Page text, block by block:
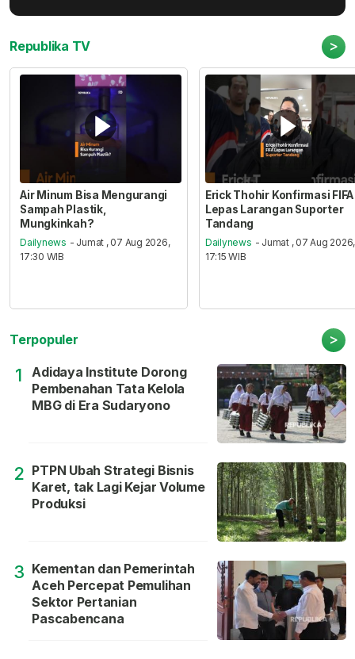
Republika TV >
Air Minum Bisa Mengurangi
Sampah Plastik,
Mungkinkah?
Dailynews - Jumat , 07 Aug 2026,
17:30 WIB
Erick Thohir Konfirmasi FIFA
Lepas Larangan Suporter
Tandang
Dailynews - Jumat , 07 Aug 2026,
17:15 WIB
Terpopuler >
1
Adidaya Institute Dorong
Pembenahan Tata Kelola
MBG di Era Sudaryono
2 PTPN Ubah Strategi Bisnis
Karet, tak Lagi Kejar Volume
Produksi
3 Kementan dan Pemerintah
Aceh Percepat Pemulihan
Sektor Pertanian
Pascabencana